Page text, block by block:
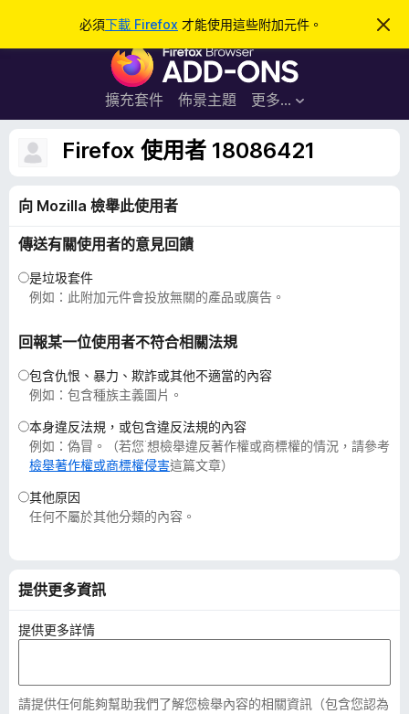
必須下載 Firefox 才能使用這些附加元件。
忽
此
F
r
e
f
加
件
擴充套件 佈景主題 更多…
登入
Firefox 使用者 18086421
向 Mozilla 檢舉此使用者
傳送有關使用者的意見回饋
是垃圾套件
例如：此附加元件會投放無關的產品或廣告。
回報某一位使用者不符合相關法規
包含仇恨、暴力、欺詐或其他不適當的內容
例如：包含種族主義圖片。
本身違反法規，或包含違反法規的內容
例如：偽冒。（若您˙想檢舉違反著作權或商標權的情況，請參考
檢舉著作權或商標權侵害這篇文章）
其他原因
任何不屬於其他分類的內容。
提供更多資訊
提供更多詳情
請提供任何能夠幫助我們了解您檢舉內容的相關資訊（包含您認為